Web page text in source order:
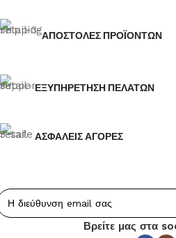
ΑΠΟΣΤΟΛΕΣ ΠΡΟΪΟΝΤΩΝ
ΕΞΥΠΗΡΕΤΗΣΗ ΠΕΛΑΤΩΝ
ΑΣΦΑΛΕΙΣ ΑΓΟΡΕΣ
Βρείτε μας στα